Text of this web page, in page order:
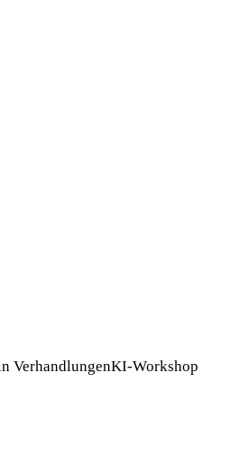
VerhandlungenKI-Workshop